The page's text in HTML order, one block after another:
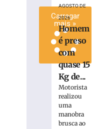
Carregar
mais »
AGOSTO DE
2026
Homem
é preso
com
quase 15
Kg de...
Motorista
realizou
uma
manobra
brusca ao